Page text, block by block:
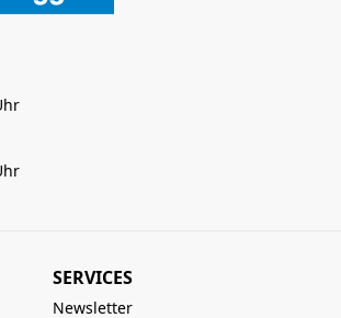
SERVICES
Newsletter